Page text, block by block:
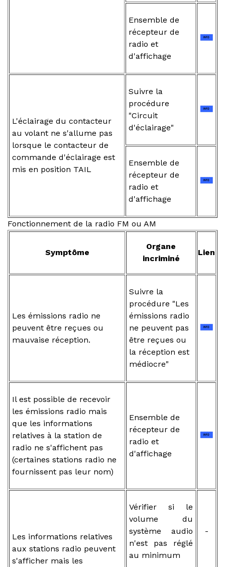
Ensemble de
récepteur de
radio et
d'affichage
L'éclairage du contacteur
au volant ne s'allume pas
lorsque le contacteur de
commande d'éclairage est
mis en position TAIL
Suivre la
procédure
"Circuit
d'éclairage"
Ensemble de
récepteur de
radio et
d'affichage
Fonctionnement de la radio FM ou AM
Symptôme
Organe
incriminé
Lien
Les émissions radio ne
peuvent être reçues ou
mauvaise réception.
Suivre la
procédure "Les
émissions radio
ne peuvent pas
être reçues ou
la réception est
médiocre"
Il est possible de recevoir
les émissions radio mais
que les informations
relatives à la station de
radio ne s'affichent pas
(certaines stations radio ne
fournissent pas leur nom)
Ensemble de
récepteur de
radio et
d'affichage
Les informations relatives
aux stations radio peuvent
s'afficher mais les
Vérifier si le
volume du
système audio
n'est pas réglé
au minimum
-